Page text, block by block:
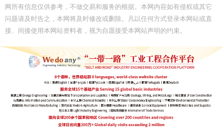
网所有信息仅供参考，不做交易和服务的根据。本网内容如有侵权或其它
问题请及时告之，本网将及时修改或删除。凡以任何方式登录本网站或直
接、间接使用本网站资料者，视为自愿接受本网站声明的约束。